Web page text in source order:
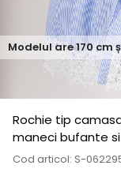
Modelul are170cm
Rochie tip
maneci bufante
Cod articol: S-